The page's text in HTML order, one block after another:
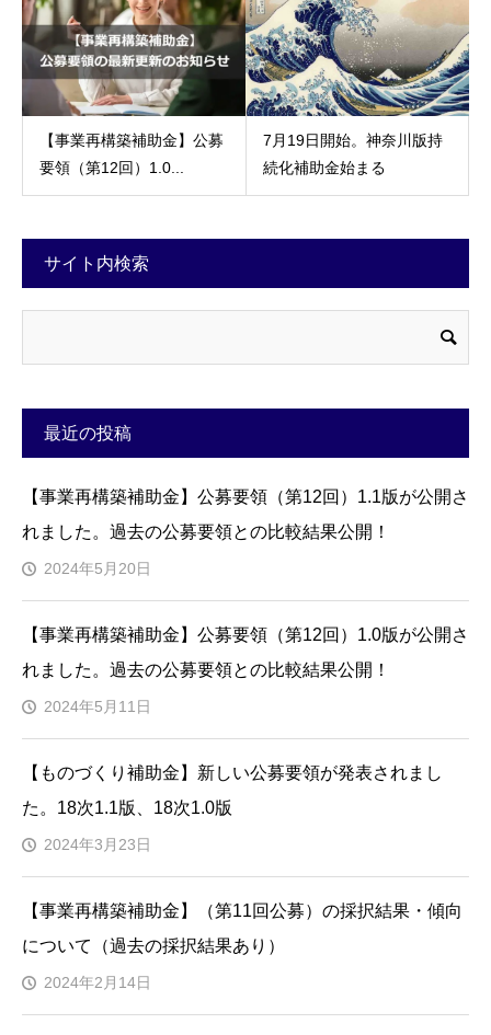
【事業再構築補助金】公募
要領（第12回）1.0...
7月19日開始。神奈川版持
続化補助金始まる
サイト内検索
最近の投稿
【事業再構築補助金】公募要領（第12回）1.1版が公開さ
れました。過去の公募要領との比較結果公開！
2024年5月20日
【事業再構築補助金】公募要領（第12回）1.0版が公開さ
れました。過去の公募要領との比較結果公開！
2024年5月11日
【ものづくり補助金】新しい公募要領が発表されまし
た。18次1.1版、18次1.0版
2024年3月23日
【事業再構築補助金】（第11回公募）の採択結果・傾向
について（過去の採択結果あり）
2024年2月14日